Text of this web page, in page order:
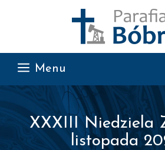
Menu
XXXIII Niedziela
listopada